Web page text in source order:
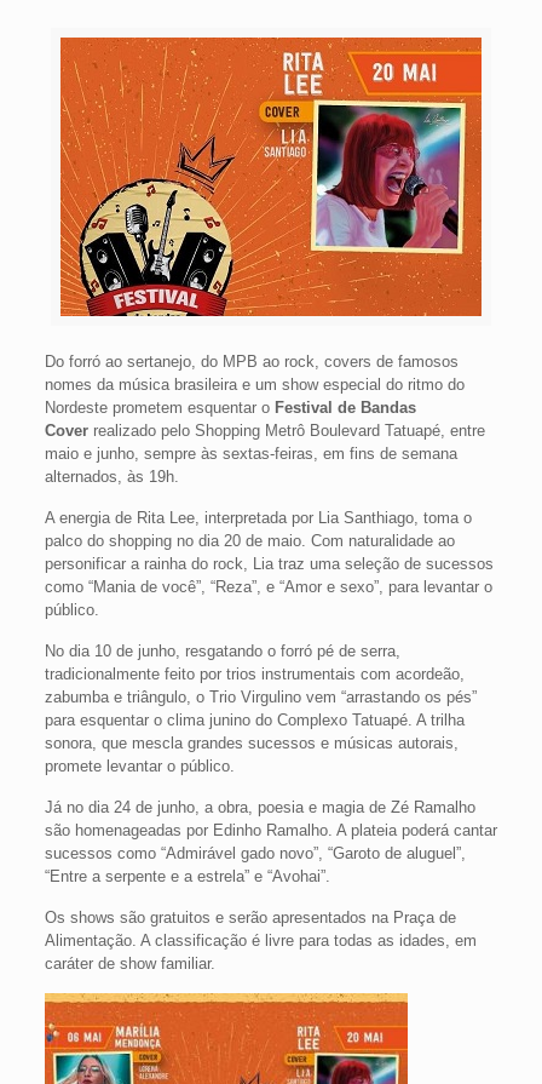
Do forró ao sertanejo, do MPB ao rock, covers de famosos
nomes da música brasileira e um show especial do ritmo do
Nordeste prometem esquentar o Festival de Bandas
Coverrealizado pelo Shopping Metrô Boulevard Tatuapé, entre
maio e junho, sempre às sextas-feiras, em fins de semana
alternados, às 19h.
A energia de Rita Lee, interpretada por Lia Santhiago, toma o
palco do shopping no dia 20 de maio. Com naturalidade ao
personificar a rainha do rock, Lia traz uma seleção de sucessos
como “Mania de você”, “Reza”, e “Amor e sexo”, para levantar o
público.
No dia 10 de junho, resgatando o forró pé de serra,
tradicionalmente feito por trios instrumentais com acordeão,
zabumba e triângulo, o Trio Virgulino vem “arrastando os pés”
para esquentar o clima junino do Complexo Tatuapé. A trilha
sonora, que mescla grandes sucessos e músicas autorais,
promete levantar o público.
Já no dia 24 de junho, a obra, poesia e magia de Zé Ramalho
são homenageadas por Edinho Ramalho. A plateia poderá cantar
sucessos como “Admirável gado novo”, “Garoto de aluguel”,
“Entre a serpente e a estrela” e “Avohai”.
Os shows são gratuitos e serão apresentados na Praça de
Alimentação. A classificação é livre para todas as idades, em
caráter de show familiar.